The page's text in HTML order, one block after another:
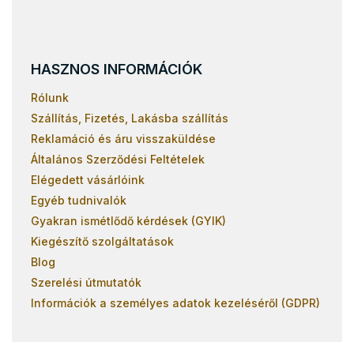
HASZNOS INFORMÁCIÓK
Rólunk
Szállítás, Fizetés, Lakásba szállítás
Reklamáció és áru visszaküldése
Általános Szerződési Feltételek
Elégedett vásárlóink
Egyéb tudnivalók
Gyakran ismétlődő kérdések (GYIK)
Kiegészítő szolgáltatások
Blog
Szerelési útmutatók
Információk a személyes adatok kezeléséről (GDPR)